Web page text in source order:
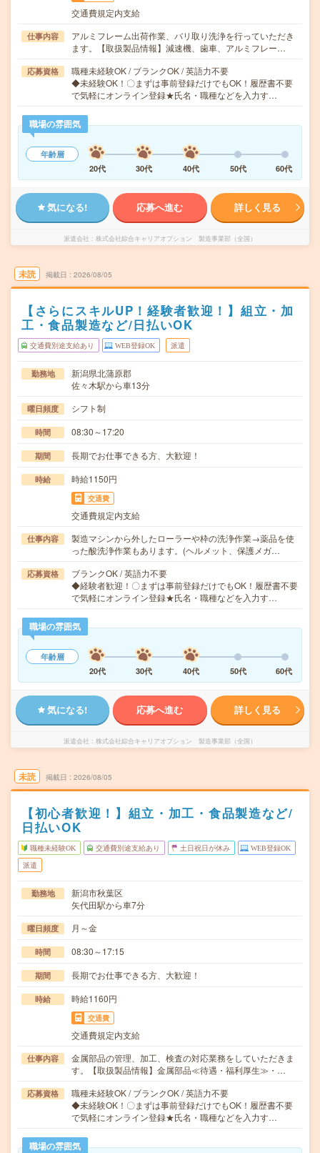
交通費規定内支給
仕事内容
アルミフレーム出荷作業、バリ取り洗浄を行っていただき
ます。【取扱製品情報】減速機、歯車、アルミフレー…
応募資格
職種未経験OK / ブランクOK / 英語力不要
◆未経験OK！〇まずは事前登録だけでもOK！履歴書不要
で気軽にオンライン登録★氏名・職種などを入力す…
職場の雰囲気
年齢層
20代
30代 40代 50代 60代
気になる! 応募へ進む 詳しく見る
派遣会社 株式会社綜合キャリアオプション 製造事業部（全国）
未読 掲載日 2026/08/05
【さらにスキルUP！経験者歓迎！】組立・加
工・食品製造など/日払いOK
交通費別途支給あり WEB登録OK 派遣
勤務地
新潟県北蒲原郡
佐々木駅から車13分
曜日頻度 シフト制
時間 08:30～17:20
期間 長期でお仕事できる方、大歓迎！
時給 時給1150円
交通費
交通費規定内支給
仕事内容
製造マシンから外したローラーや枠の洗浄作業→薬品を使
った酸洗浄作業もあります。(ヘルメット、保護メガ…
応募資格
ブランクOK / 英語力不要
◆経験者歓迎！〇まずは事前登録だけでもOK！履歴書不要
で気軽にオンライン登録★氏名・職種などを入力す…
職場の雰囲気
年齢層
20代
30代 40代 50代 60代
気になる! 応募へ進む 詳しく見る
派遣会社 株式会社綜合キャリアオプション 製造事業部（全国）
未読 掲載日 2026/08/05
【初心者歓迎！】組立・加工・食品製造など/
日払いOK
職種未経験OK 交通費別途支給あり 土日祝日が休み WEB登録OK
派遣
勤務地
新潟市秋葉区
矢代田駅から車7分
曜日頻度 月～金
時間 08:30～17:15
期間 長期でお仕事できる方、大歓迎！
時給 時給1160円
交通費
交通費規定内支給
仕事内容
金属部品の管理、加工、検査の対応業務をしていただきま
す。【取扱製品情報】金属部品≪待遇・福利厚生≫・…
応募資格
職種未経験OK / ブランクOK / 英語力不要
◆未経験OK！〇まずは事前登録だけでもOK！履歴書不要
で気軽にオンライン登録★氏名・職種などを入力す…
職場の雰囲気